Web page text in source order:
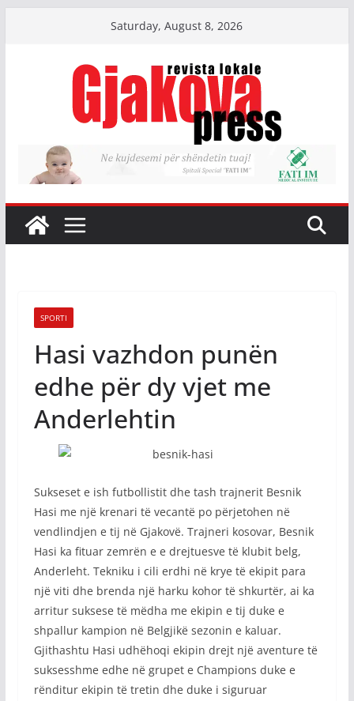
Saturday, August 8, 2026
SPORTI
Hasi vazhdon punën
edhe për dy vjet me
Anderlehtin
Sukseset e ish futbollistit dhe tash trajnerit Besnik
Hasi me një krenari të vecantë po përjetohen në
vendlindjen e tij në Gjakovë. Trajneri kosovar, Besnik
Hasi ka fituar zemrën e e drejtuesve të klubit belg,
Anderleht. Tekniku i cili erdhi në krye të ekipit para
një viti dhe brenda një harku kohor të shkurtër, ai ka
arritur suksese të mëdha me ekipin e tij duke e
shpallur kampion në Belgjikë sezonin e kaluar.
Gjithashtu Hasi udhëhoqi ekipin drejt një aventure të
suksesshme edhe në grupet e Champions duke e
rënditur ekipin të tretin dhe duke i siguruar